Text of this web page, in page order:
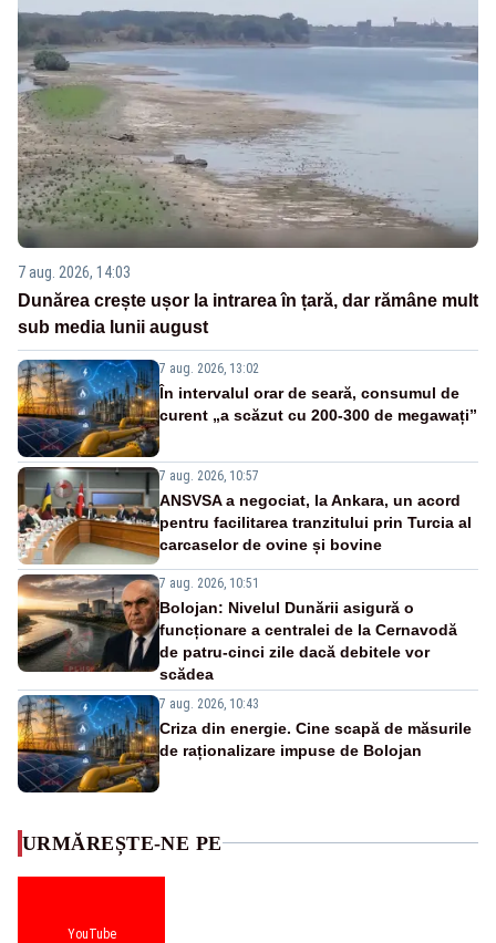
7 aug. 2026, 14:03
Dunărea crește ușor la intrarea în țară, dar rămâne mult
sub media lunii august
7 aug. 2026, 13:02
În intervalul orar de seară, consumul de
curent „a scăzut cu 200-300 de megawați”
7 aug. 2026, 10:57
ANSVSA a negociat, la Ankara, un acord
pentru facilitarea tranzitului prin Turcia al
carcaselor de ovine și bovine
7 aug. 2026, 10:51
Bolojan: Nivelul Dunării asigură o
funcționare a centralei de la Cernavodă
de patru-cinci zile dacă debitele vor
scădea
7 aug. 2026, 10:43
Criza din energie. Cine scapă de măsurile
de raționalizare impuse de Bolojan
URMĂREȘTE-NE PE
YouTube